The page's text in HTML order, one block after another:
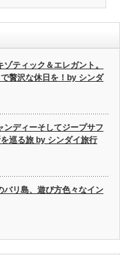
ゾティック＆エレガント。
贅沢な休日を！by シンダ
ンディーそしてジープサフ
巡る旅 by シンダイ旅行
バリ島、遊び方色々なイン